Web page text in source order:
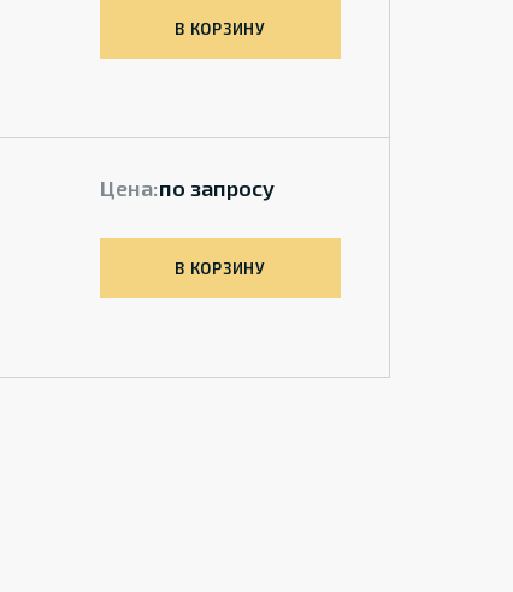
В КОРЗИНУ
Цена:по запросу
В КОРЗИНУ